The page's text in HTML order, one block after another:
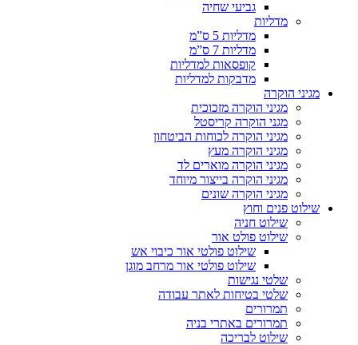
גביעי שחיה
מדליות
מדליות 5 ס”מ
מדליות 7 ס”מ
קופסאות למדליות
מדבקות למדליות
מגיני הוקרה
מגיני הוקרה מזכוכית
מגני הוקרה קריסטל
מגיני הוקרה לכוחות הביטחון
מגיני הוקרה מעץ
מגיני הוקרה מוארים לד
מגיני הוקרה בייצור מיוחד
מגיני הוקרה שונים
שילוט פנים וחוץ
שילוט חניה
שילוט פולט אור
שילוט פולטי אור כיבוי אש
שילוט פולטי אור מרחב מוגן
שלטי נגישות
שלטי בטיחות לאתר עבודה
תמרורים
תמרורים באתרי בניה
שילוט לבריכה